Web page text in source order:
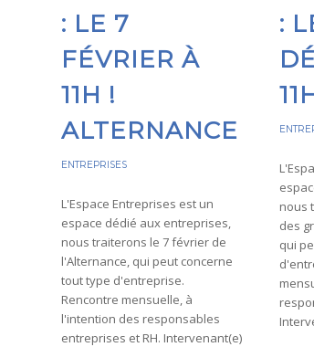
: LE 7
FÉVRIER À
11H !
ALTERNANCE
ENTREPRISES
L'Espace Entreprises est un
espace dédié aux entreprises,
nous traiterons le 7 février de
l'Alternance, qui peut concerne
tout type d'entreprise.
Rencontre mensuelle, à
l'intention des responsables
entreprises et RH. Intervenant(e)
:
nous
des
qui